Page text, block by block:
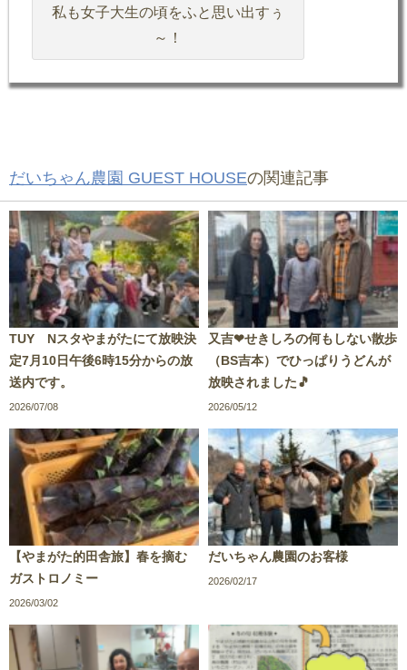
私も女子大生の頃をふと思い出すぅ
～！
だいちゃん農園 GUEST HOUSEの関連記事
TUY Nスタやまがたにて放映決
定7月10日午後6時15分からの放
送内です。
2026/07/08
又吉❤せきしろの何もしない散歩
（BS吉本）でひっぱりうどんが
放映されました🎵
2026/05/12
【やまがた的田舎旅】春を摘む
ガストロノミー
2026/03/02
だいちゃん農園のお客様
2026/02/17